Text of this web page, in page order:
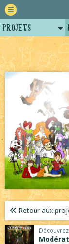
Retour aux
Projets
Retour
Forum
Auteurs
Tutoriels